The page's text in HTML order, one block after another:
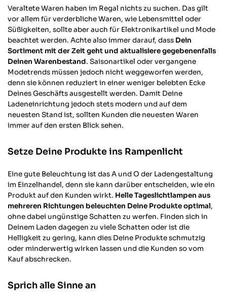
Veraltete Waren haben im Regal nichts zu suchen. Das gilt
vor allem für verderbliche Waren, wie Lebensmittel oder
Süßigkeiten, sollte aber auch für Elektronikartikel und Mode
beachtet werden. Achte also immer darauf, dass Dein
Sortiment mit der Zeit geht und aktualisiere gegebenenfalls
Deinen Warenbestand. Saisonartikel oder vergangene
Modetrends müssen jedoch nicht weggeworfen werden,
denn sie können reduziert in einer weniger belebten Ecke
Deines Geschäfts ausgestellt werden. Damit Deine
Ladeneinrichtung jedoch stets modern und auf dem
neuesten Stand ist, sollten Kunden die neuesten Waren
immer auf den ersten Blick sehen.
Setze Deine Produkte ins Rampenlicht
Eine gute Beleuchtung ist das A und O der Ladengestaltung
im Einzelhandel, denn sie kann darüber entscheiden, wie ein
Produkt auf den Kunden wirkt. Helle Tageslichtlampen aus
mehreren Richtungen beleuchten Deine Produkte optimal,
ohne dabei ungünstige Schatten zu werfen. Finden sich in
Deinem Laden dagegen zu viele Schatten oder ist die
Helligkeit zu gering, kann dies Deine Produkte schmutzig
oder minderwertig wirken lassen und die Kunden so vom
Kauf abschrecken.
Sprich alle Sinne an